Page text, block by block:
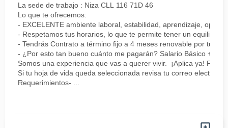
La sede de trabajo : Niza CLL 116 71D 46
Lo que te ofrecemos:
- EXCELENTE ambiente laboral, estabilidad, aprendizaje,
- Respetamos tus horarios, lo que te permite tener un equilibrio
- Tendrás Contrato a término fijo a 4 meses renovable por tu
- ¿Por esto tan bueno cuánto me pagarán? Salario Básico +
Somos una experiencia que vas a querer vivir. ¡Aplica ya!
Si tu hoja de vida queda seleccionada revisa tu correo
Requerimientos- ...